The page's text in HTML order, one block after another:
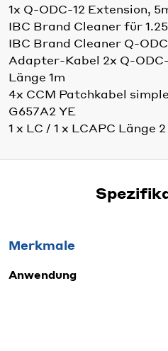
1x Q-ODC-12 Extension,
IBC Brand Cleaner für
IBC Brand Cleaner Q-
Adapter-Kabel 2x Q-
Länge 1m
4x CCM Patchkabel
G657A2 YE
1 x LC / 1 x LCAPC Länge
Merkmale
Anwendung